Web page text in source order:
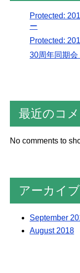
Protected:
ー
Protected:
30周年同期
最近のコ
No comments to
アーカイブ
September
August 2018